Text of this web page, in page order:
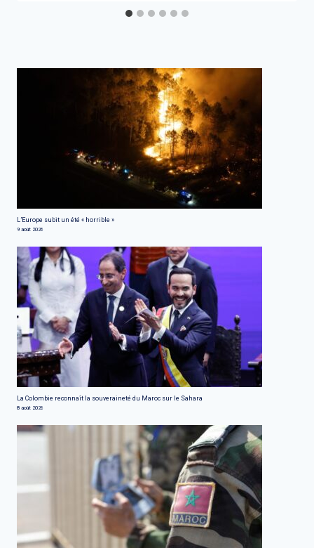
L’Europe subit un été « horrible »
9 août 2026
La Colombie reconnaît la souveraineté du Maroc sur le Sahara
8 août 2026